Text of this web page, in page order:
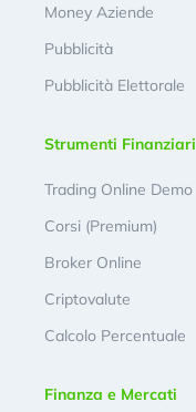
Money Aziende
Pubblicità
Pubblicità Elettorale
Strumenti Finanziari
Trading Online Demo
Corsi (Premium)
Broker Online
Criptovalute
Calcolo Percentuale
Finanza e Mercati